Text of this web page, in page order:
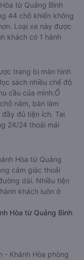
từ Quảng Bình
44 chỗ khiến không
Loại xe này được
khách có 1 hành
trang bị màn hình
sách nhiều chế độ
cầu của mình.Ổ
nằm, bàn làm
đủ tiện ích. Tai
24/24 thoải mái
Hòa từ Quảng
cảm giác thoải
dài. Nhiều tiện
khách luôn ở
Hòa từ Quảng Bình
- Khánh Hòa phòng